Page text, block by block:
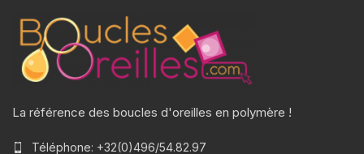
La référence des boucles d'oreilles en polymère !
Téléphone: +32(0)496/54.82.97